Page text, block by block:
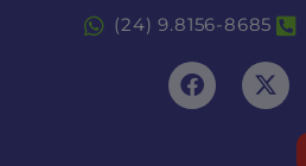
(24) 9.8156-8685